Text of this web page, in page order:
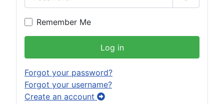
Show
Remember Me
Log in
Forgot your password?
Forgot your username?
Create an account